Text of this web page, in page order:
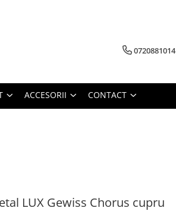
0720881014
ACCESORII CONTACT
LUX Gewiss Chorus cupru